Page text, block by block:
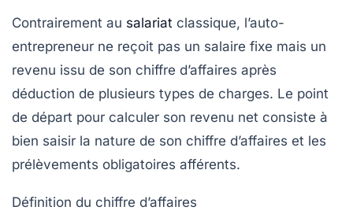
Contrairement au salariat classique, l’auto-
entrepreneur ne reçoit pas un salaire fixe mais un
revenu issu de son chiffre d’affaires après
déduction de plusieurs types de charges. Le point
de départ pour calculer son revenu net consiste à
bien saisir la nature de son chiffre d’affaires et les
prélèvements obligatoires afférents.
Définition du chiffre d’affaires